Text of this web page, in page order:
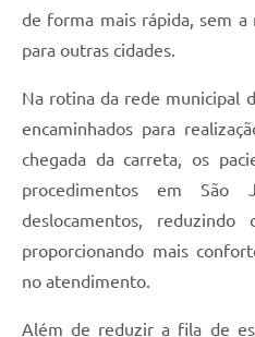
de forma mais rápida, sem a
para outras cidades.
Na rotina da rede municipal
encaminhados para
chegada da carreta, os
procedimentos em São
deslocamentos,
proporcionando mais
no atendimento.
Além de reduzir a fila de